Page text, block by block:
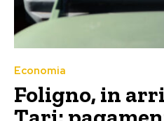
Economia
Foligno, in